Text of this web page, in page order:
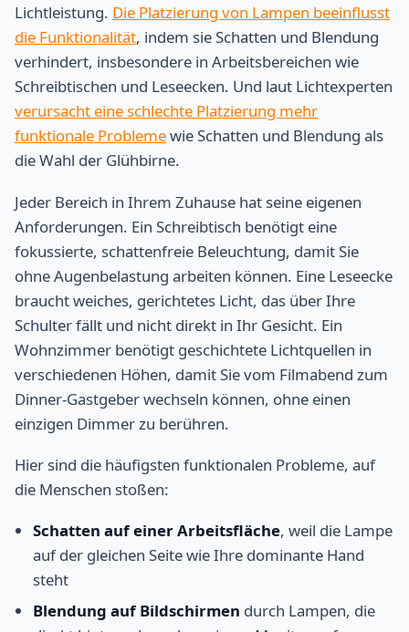
Lichtleistung. Die Platzierung von Lampen beeinflusst
die Funktionalität, indem sie Schatten und Blendung
verhindert, insbesondere in Arbeitsbereichen wie
Schreibtischen und Leseecken. Und laut Lichtexperten
verursacht eine schlechte Platzierung mehr
funktionale Problemewie Schatten und Blendung als
die Wahl der Glühbirne.
Jeder Bereich in Ihrem Zuhause hat seine eigenen
Anforderungen. Ein Schreibtisch benötigt eine
fokussierte, schattenfreie Beleuchtung, damit Sie
ohne Augenbelastung arbeiten können. Eine Leseecke
braucht weiches, gerichtetes Licht, das über Ihre
Schulter fällt und nicht direkt in Ihr Gesicht. Ein
Wohnzimmer benötigt geschichtete Lichtquellen in
verschiedenen Höhen, damit Sie vom Filmabend zum
Dinner-Gastgeber wechseln können, ohne einen
einzigen Dimmer zu berühren.
Hier sind die häufigsten funktionalen Probleme, auf
die Menschen stoßen:
Schatten auf einer Arbeitsfläche, weil die Lampe
auf der gleichen Seite wie Ihre dominante Hand
steht
Blendung auf Bildschirmen durch Lampen, die